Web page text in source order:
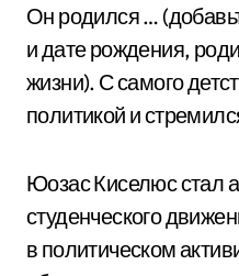
Он родился …
и дате рождения,
жизни). С самого
политикой и
Юозас Киселюс стал
студенческого
в политическом